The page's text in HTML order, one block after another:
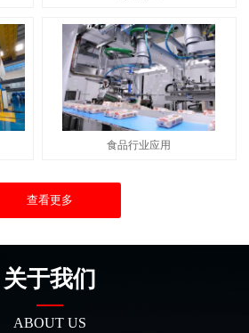
食品行业应用
查看更多
关于我们
ABOUT US